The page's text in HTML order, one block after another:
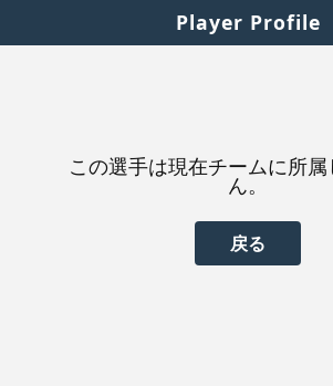
Player Profile
この選手は現在チームに所
ん。
戻る